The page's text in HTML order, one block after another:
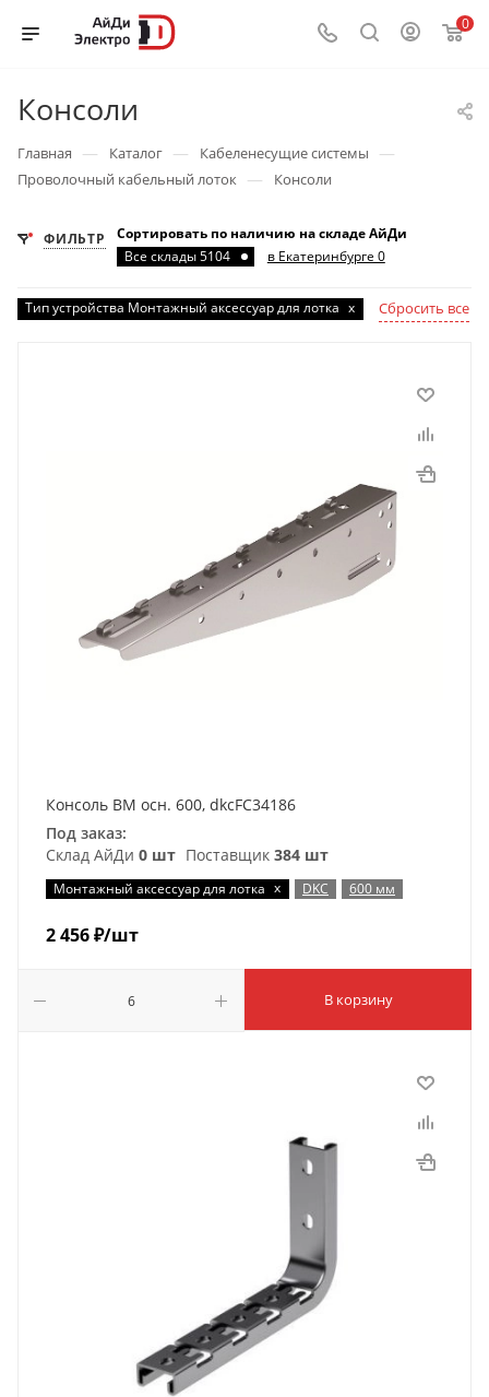
0
Консоли
Главная — Каталог — Кабеленесущие системы —
Проволочный кабельный лоток — Консоли
ФИЛЬТР
Сортировать по наличию на складе АйДи
Все склады 5104
в Екатеринбурге 0
Тип устройства Монтажный аксессуар для лотка x Сбросить все
Консоль BM осн. 600, dkcFC34186
Под заказ:
Склад АйДи 0 шт Поставщик 384 шт
Монтажный аксессуар для лотка x DKC 600 мм
2 456₽/шт
В корзину